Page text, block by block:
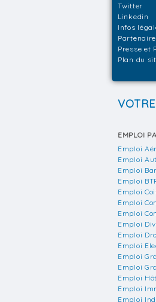
Twitter
Linkedin
Infos
Presse et
Plan du
EMPLOI
Emploi
Emploi
Emploi
Emploi
Emploi
Emploi
Emploi
Emploi
Emploi
Emploi
Emploi
Emploi
Emploi
Emploi
Emploi